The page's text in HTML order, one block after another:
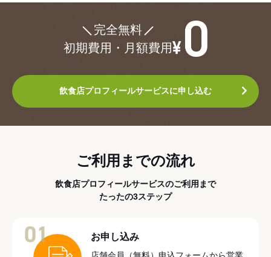
完全無料
初期費用・月額費用
飲食店プロフィールサービスに申し込む
ご利用までの流れ
飲食店プロフィールサービスのご利用まで
たったの3ステップ
お申し込み